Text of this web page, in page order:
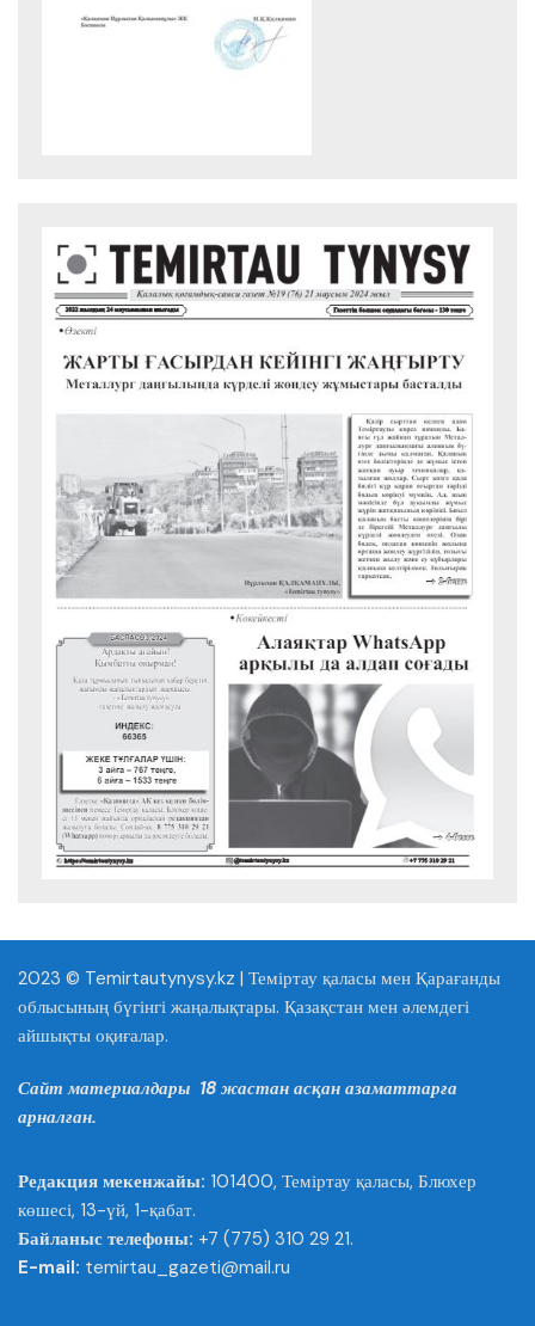
2023 © Temirtautynysy.kz | Теміртау қаласы мен Қарағанды
облысының бүгінгі жаңалықтары. Қазақстан мен әлемдегі
айшықты оқиғалар.
Сайт материалдары 18 жастан асқан азаматтарға
арналған.
Редакция мекенжайы: 101400, Теміртау қаласы, Блюхер
көшесі, 13-үй, 1-қабат.
Байланыс телефоны: +7 (775) 310 29 21.
E-mail: temirtau_gazeti@mail.ru